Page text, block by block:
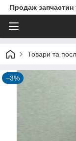
Продаж запчастин
Товари та
–3%